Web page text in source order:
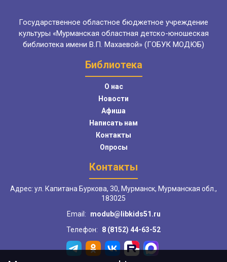
Государственное областное бюджетное учреждение
культуры «Мурманская областная детско-юношеская
библиотека имени В.П. Махаевой» (ГОБУК МОДЮБ)
Библиотека
О нас
Новости
Афиша
Написать нам
Контакты
Опросы
Контакты
Адрес: ул. Капитана Буркова, 30, Мурманск, Мурманская обл.,
183025
Email:
modub@libkids51.ru
Телефон:
8 (8152) 44-63-52